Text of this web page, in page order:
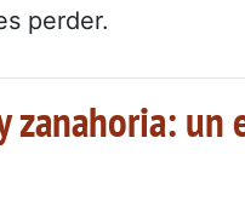
perder.
zanahoria: